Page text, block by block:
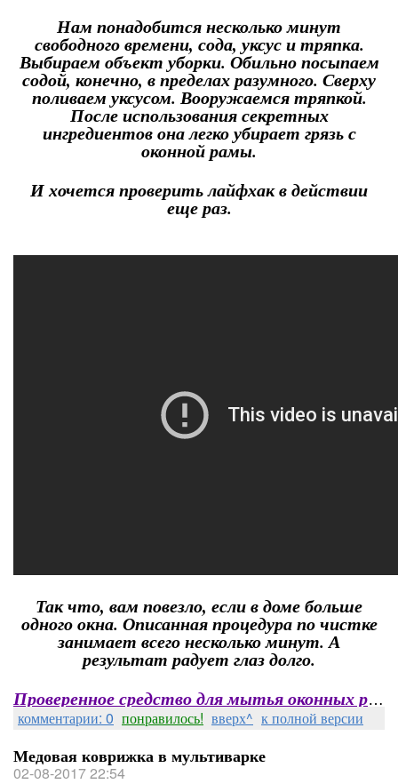
Нам понадобится несколько минут
свободного времени, сода, уксус и тряпка.
Выбираем объект уборки. Обильно посыпаем
содой, конечно, в пределах разумного. Сверху
поливаем уксусом. Вооружаемся тряпкой.
После использования секретных
ингредиентов она легко убирает грязь с
оконной рамы.
И хочется проверить лайфхак в действии
еще раз.
Так что, вам повезло, если в доме больше
одного окна. Описанная процедура по чистке
занимает всего несколько минут. А
результат радует глаз долго.
Проверенное средство для мытья оконных рам
комментарии: 0 понравилось! вверх^ к полной версии
Медовая коврижка в мультиварке
02-08-2017 22:54